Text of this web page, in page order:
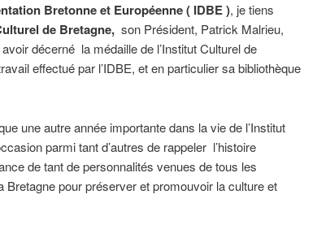
Bretonne et Européenne ( IDBE ), je tiens
de Bretagne, son Président, Patrick Malrieu,
décerné la médaille de l’Institut Culturel de
effectué par l’IDBE, et en particulier sa bibliothèque
une autre année importante dans la vie de l’Institut
parmi tant d’autres de rappeler l’histoire
de tant de personnalités venues de tous les
Bretagne pour préserver et promouvoir la culture et